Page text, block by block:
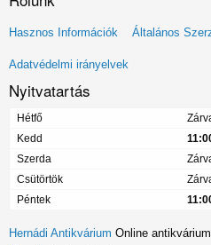
Lábléc
menü
Hasznos Információk Általános
Adatvédelmi irányelvek
Nyitvatartás
Hétfő
Kedd
Szerda
Csütörtök
Péntek
Hernádi Antikvárium Online antikvárium